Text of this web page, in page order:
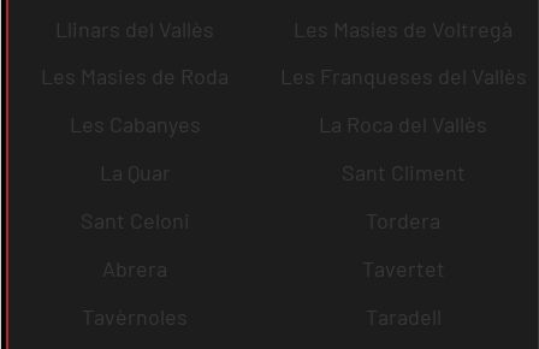
Llinars del Vallès
Les Masíes de Voltregà
Les Masies de Roda
Les Franqueses del Vallès
Les Cabanyes
La Roca del Vallès
La Quar
Sant Climent
Sant Celoni
Tordera
Abrera
Tavertet
Tavèrnoles
Taradell